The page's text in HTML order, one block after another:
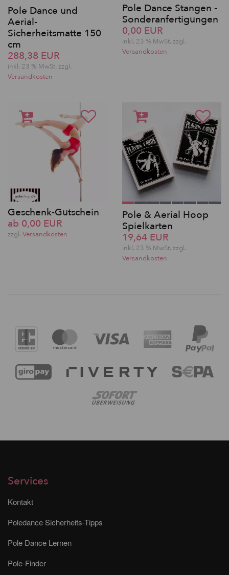
Pole Dance und
Aerial-
Sicherheitsmatte 150
cm
288,38 EUR
inkl. 23 % MwSt. zzgl.
Versandkosten
Pole Dance Stangen -
Sonderanfertigungen
0,00 EUR
inkl. 23 % MwSt. zzgl.
Versandkosten
Geschenk-Gutschein
ab 0,00 EUR
zzgl. Versandkosten
Pole & Aerial Hoop
Spielkarten
19,64 EUR
inkl. 23 % MwSt. zzgl.
Versandkosten
Services
Kontakt
Poledance Sicherheits-Tipps
Pole Dance Lernen
Pole-Finder